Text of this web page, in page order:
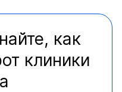
как
клиники